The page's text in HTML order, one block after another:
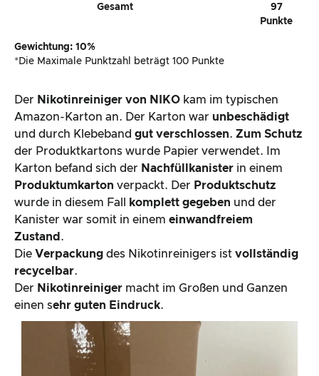
Gesamt
97
Punkte
Gewichtung: 10%
*Die Maximale Punktzahl beträgt 100 Punkte
Der Nikotinreiniger von NIKO kam im typischen
Amazon-Karton an. Der Karton war unbeschädigt
und durch Klebeband gut verschlossen. Zum Schutz
der Produktkartons wurde Papier verwendet. Im
Karton befand sich der Nachfüllkanister in einem
Produktumkarton verpackt. Der Produktschutz
wurde in diesem Fall
komplett gegeben und der
Kanister war somit in einem einwandfreiem
Zustand .
Die Verpackung des Nikotinreinigers ist vollständig
recycelbar.
Der Nikotinreiniger macht im Großen und Ganzen
einen sehr guten Eindruck.